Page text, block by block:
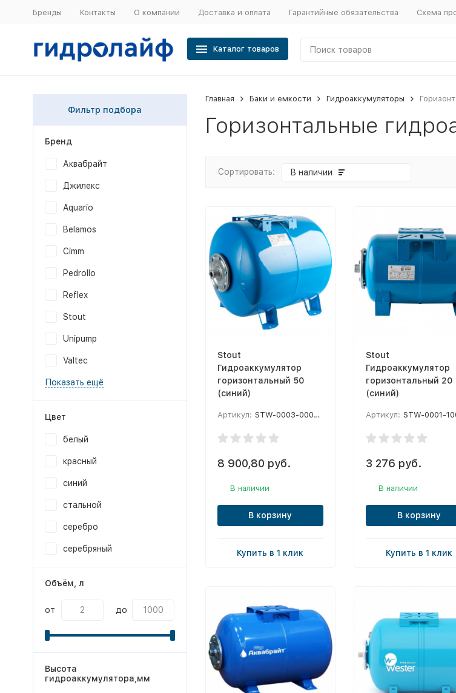
Бренды Контакты О компании Доставка и оплата Гарантийные обязательства Схема
Каталог товаров
Главная Баки и емкости Гидроаккумуляторы
Горизонтальные
Сортировать: В наличии
Stout
Гидроаккумулятор
горизонтальный 50
(синий)
Артикул: STW-0003-000050
8 900,80 руб.
В наличии
В корзину
Купить в 1 клик
Stout
Гидроаккумулятор
горизонтальный 20
(синий)
Артикул: STW-0001-
3 276 руб.
В наличии
В корзину
Купить в 1 клик
Фильтр подбора
Бренд
Аквабрайт
Джилекс
Aquario
Belamos
Cimm
Pedrollo
Reflex
Stout
Unipump
Valtec
Показать ещё
Цвет
белый
красный
синий
стальной
серебро
серебряный
Объём, л
от до
Высота
гидроаккумулятора,мм